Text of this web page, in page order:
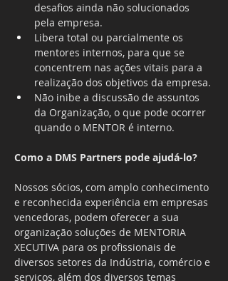
desafios ainda não solucionados
pela empresa.
Libera total ou parcialmente os
mentores internos, para que se
concentrem nas ações vitais para a
realização dos objetivos da empresa.
Não inibe a discussão de assuntos
da Organização, o que pode ocorrer
quando o MENTOR é interno.
Como a DMS Partners pode ajudá-lo?
Nossos sócios, com amplo conhecimento
e reconhecida experiência em empresas
vencedoras, podem oferecer a sua
organização soluções de MENTORIA
XECUTIVA para os profissionais de
diversos setores da Indústria, comércio e
serviços, além dos diversos temas